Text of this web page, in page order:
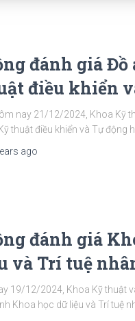
đánh giá
điều khiển
nay 21/12/2024, Khoa Kỹ
thuật điều khiển và Tự động
ago
đánh giá
và Trí tuệ
19/12/2024, Khoa Kỹ thuật
Khoa học dữ liệu và Trí tuệ